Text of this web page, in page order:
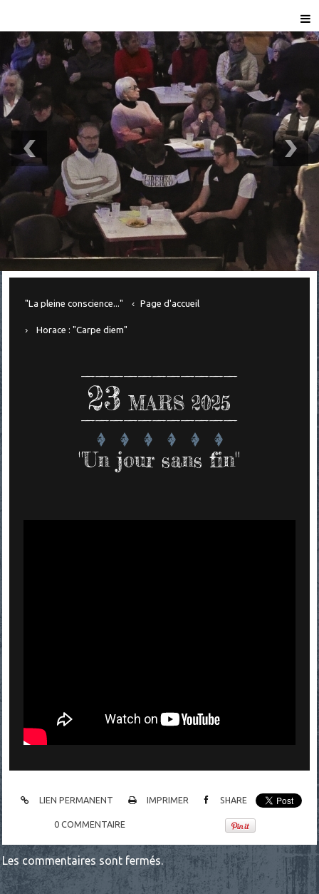
"La pleine conscience..." Page d'accueil
Horace : "Carpe diem"
23 MARS 2025
"Un jour sans fin"
LIEN PERMANENT IMPRIMER SHARE
0 COMMENTAIRE
Les commentaires sont fermés.